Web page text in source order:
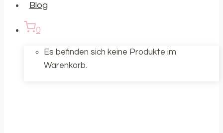
Blog
0
Es befinden sich keine Produkte im
Warenkorb.